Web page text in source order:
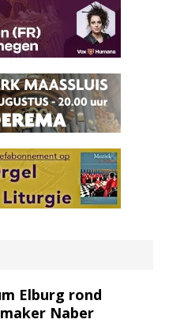
Elburg rond
Naber